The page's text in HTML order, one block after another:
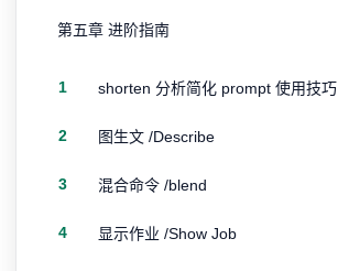
第五章 进阶指南
1 shorten 分析简化 prompt 使用技巧
2 图生文 /Describe
3 混合命令 /blend
4 显示作业 /Show Job